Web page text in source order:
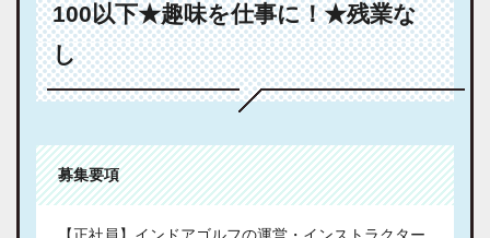
100以下★趣味を仕事に！★残業な
し
募集要項